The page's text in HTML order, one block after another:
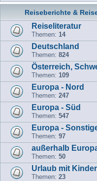
Reiseberichte &
Reiseliteratur
Themen: 14
Deutschland
Themen: 824
Österreich,
Themen: 109
Europa - Nord
Themen: 247
Europa - Süd
Themen: 547
Europa -
Themen: 97
außerhalb
Themen: 50
Urlaub mit
Themen: 23